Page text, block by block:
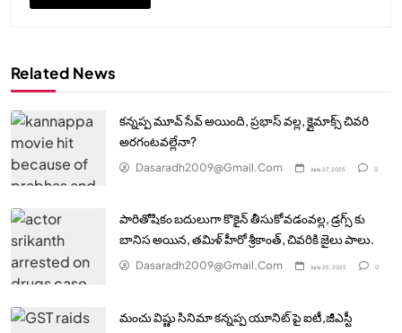
Related News
కన్నప్ప మూవ్ సేవ్ అయింది, ప్రభాస్ వల్ల, క్లైమాక్స్ చివరి
అరగంటవల్లేనా?
Dasaradh2009@gmail.com June 27, 2025 0
పారితోషికం బదులుగా కొకైన్ తీసుకోవడంవల్ల, డ్రగ్స్ కు
బానిస అయిన, తమిళ్ హీరో శ్రీకాంత్, చివరికి జైలు పాలు.
Dasaradh2009@gmail.com June 25, 2025 0
మంచు విష్ణు సినిమా కన్నప్ప యూనిట్ పై ఐటీ,జీఎస్టీ